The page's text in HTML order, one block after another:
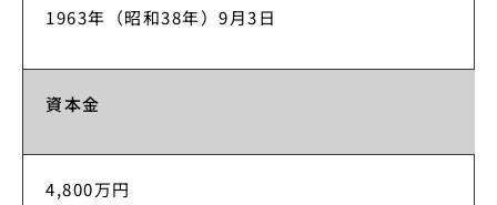
1963年（昭和38年）9月3日
資本金
4,800万円